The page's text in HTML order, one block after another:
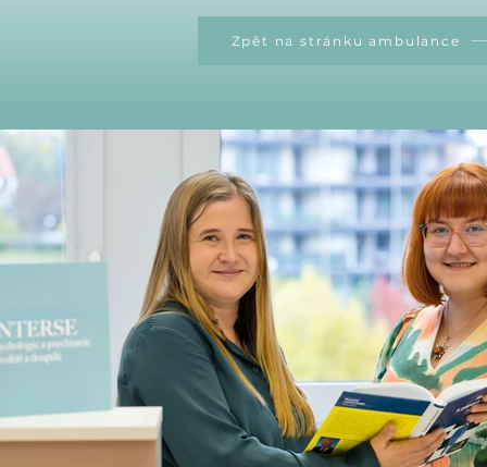
Zpět na stránku ambulance